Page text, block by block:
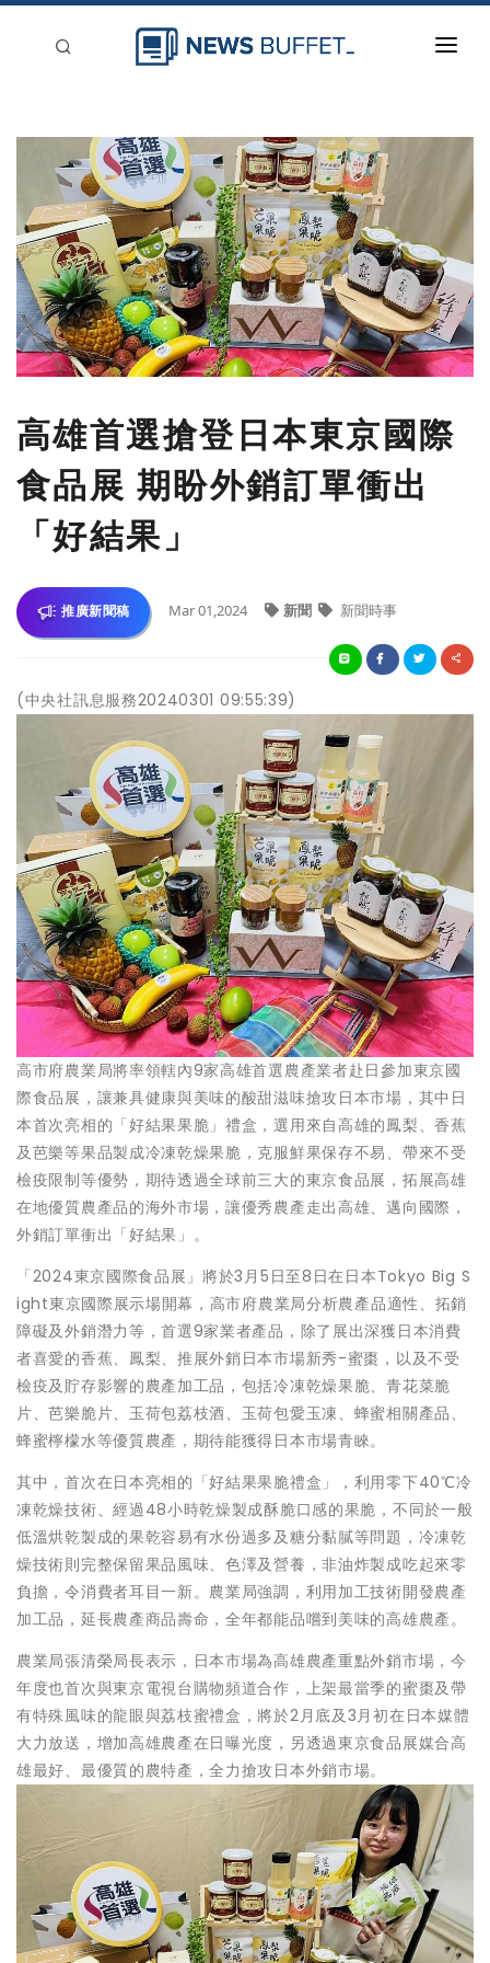
新聞稿分類
登入
刊登
高雄首選搶登日本東京國際
食品展 期盼外銷訂單衝出
「好結果」
推廣新聞稿 Mar 01,2024 新聞 新聞時事
(中央社訊息服務20240301 09:55:39)
高市府農業局將率領轄內9家高雄首選農產業者赴日參加東京國
際食品展，讓兼具健康與美味的酸甜滋味搶攻日本市場，其中日
本首次亮相的「好結果果脆」禮盒，選用來自高雄的鳳梨、香蕉
及芭樂等果品製成冷凍乾燥果脆，克服鮮果保存不易、帶來不受
檢疫限制等優勢，期待透過全球前三大的東京食品展，拓展高雄
在地優質農產品的海外市場，讓優秀農產走出高雄、邁向國際，
外銷訂單衝出「好結果」。
「2024東京國際食品展」將於3月5日至8日在日本Tokyo Big S
ight東京國際展示場開幕，高市府農業局分析農產品適性、拓銷
障礙及外銷潛力等，首選9家業者產品，除了展出深獲日本消費
者喜愛的香蕉、鳳梨、推展外銷日本市場新秀-蜜棗，以及不受
檢疫及貯存影響的農產加工品，包括冷凍乾燥果脆、青花菜脆
片、芭樂脆片、玉荷包荔枝酒、玉荷包愛玉凍、蜂蜜相關產品、
蜂蜜檸檬水等優質農產，期待能獲得日本市場青睞。
其中，首次在日本亮相的「好結果果脆禮盒」，利用零下40℃冷
凍乾燥技術、經過48小時乾燥製成酥脆口感的果脆，不同於一般
低溫烘乾製成的果乾容易有水份過多及糖分黏膩等問題，冷凍乾
燥技術則完整保留果品風味、色澤及營養，非油炸製成吃起來零
負擔，令消費者耳目一新。農業局強調，利用加工技術開發農產
加工品，延長農產商品壽命，全年都能品嚐到美味的高雄農產。
農業局張清榮局長表示，日本市場為高雄農產重點外銷市場，今
年度也首次與東京電視台購物頻道合作，上架最當季的蜜棗及帶
有特殊風味的龍眼與荔枝蜜禮盒，將於2月底及3月初在日本媒體
大力放送，增加高雄農產在日曝光度，另透過東京食品展媒合高
雄最好、最優質的農特產，全力搶攻日本外銷市場。